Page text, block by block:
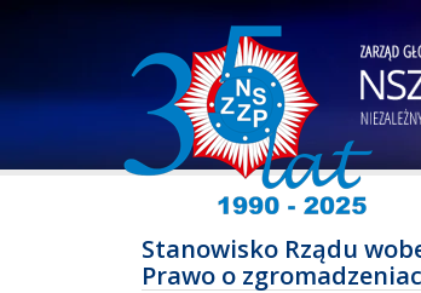
Stanowisko Rządu
Prawo o